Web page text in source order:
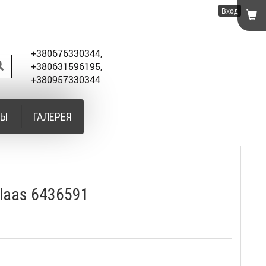
Вход
+380676330344,
+380631596195,
+380957330344
ГАЛЕРЕЯ
6436591